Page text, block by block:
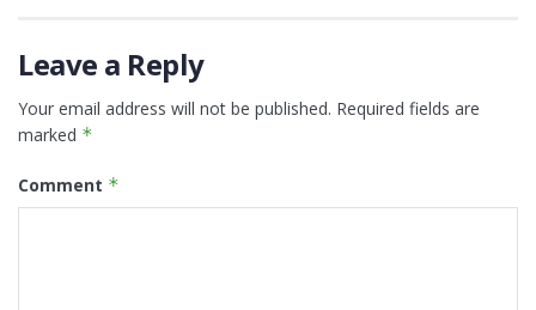
Leave a Reply
Your email address will not be published. Required fields are
marked *
Comment *